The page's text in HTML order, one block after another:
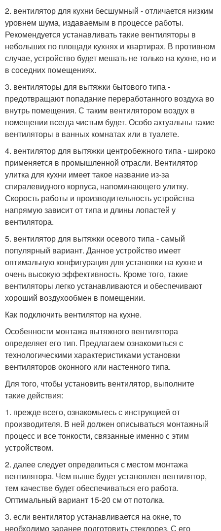
2. вентилятор для кухни бесшумный - отличается низким
уровнем шума, издаваемым в процессе работы.
Рекомендуется устанавливать такие вентиляторы в
небольших по площади кухнях и квартирах. В противном
случае, устройство будет мешать не только на кухне, но и
в соседних помещениях.
3. вентиляторы для вытяжки бытового типа -
предотвращают попадание переработанного воздуха во
внутрь помещения. С таким вентилятором воздух в
помещении всегда чистым будет. Особо актуальны такие
вентиляторы в ванных комнатах или в туалете.
4. вентилятор для вытяжки центробежного типа - широко
применяется в промышленной отрасли. Вентилятор
улитка для кухни имеет такое название из-за
спиралевидного корпуса, напоминающего улитку.
Скорость работы и производительность устройства
напрямую зависит от типа и длины лопастей у
вентилятора.
5. вентилятор для вытяжки осевого типа - самый
популярный вариант. Данное устройство имеет
оптимальную конфигурация для установки на кухне и
очень высокую эффективность. Кроме того, такие
вентиляторы легко устанавливаются и обеспечивают
хороший воздухообмен в помещении.
Как подключить вентилятор на кухне.
Особенности монтажа вытяжного вентилятора
определяет его тип. Предлагаем ознакомиться с
технологическими характеристиками установки
вентиляторов оконного или настенного типа.
Для того, чтобы установить вентилятор, выполните
такие действия:
1. прежде всего, ознакомьтесь с инструкцией от
производителя. В ней должен описываться монтажный
процесс и все тонкости, связанные именно с этим
устройством.
2. далее следует определиться с местом монтажа
вентилятора. Чем выше будет установлен вентилятор,
тем качестве будет обеспечиваться его работа.
Оптимальный вариант 15-20 см от потолка.
3. если вентилятор устанавливается на окне, то
необходимо заранее подготовить стеклорез. С его